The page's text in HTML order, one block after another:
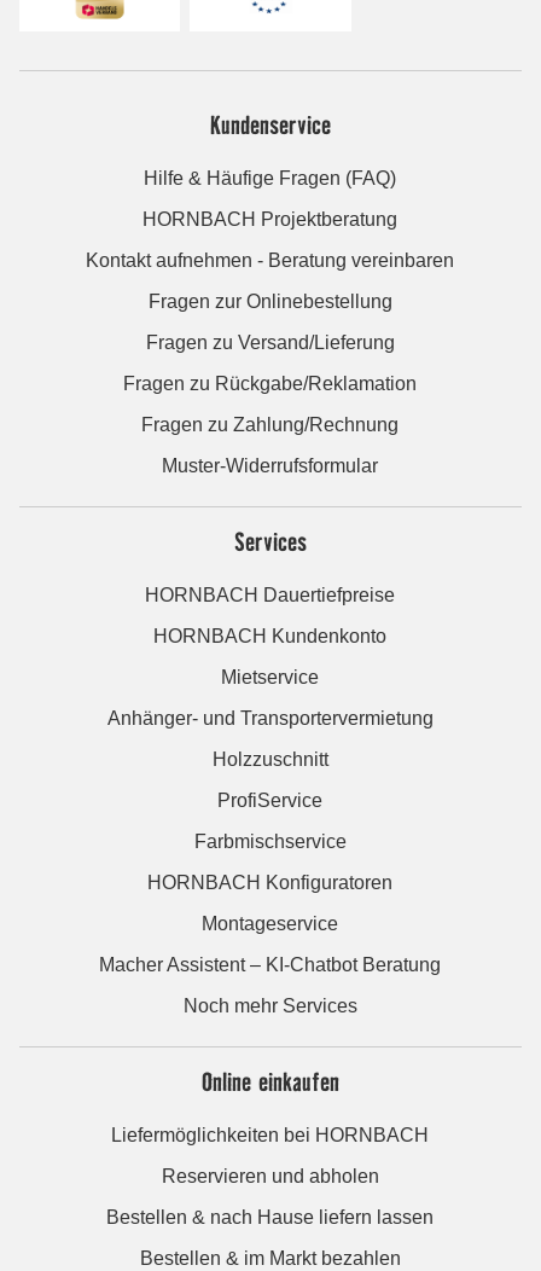
Kundenservice
Hilfe & Häufige Fragen (FAQ)
HORNBACH Projektberatung
Kontakt aufnehmen - Beratung vereinbaren
Fragen zur Onlinebestellung
Fragen zu Versand/Lieferung
Fragen zu Rückgabe/Reklamation
Fragen zu Zahlung/Rechnung
Muster-Widerrufsformular
Services
HORNBACH Dauertiefpreise
HORNBACH Kundenkonto
Mietservice
Anhänger- und Transportervermietung
Holzzuschnitt
ProfiService
Farbmischservice
HORNBACH Konfiguratoren
Montageservice
Macher Assistent – KI-Chatbot Beratung
Noch mehr Services
Online einkaufen
Liefermöglichkeiten bei HORNBACH
Reservieren und abholen
Bestellen & nach Hause liefern lassen
Bestellen & im Markt bezahlen